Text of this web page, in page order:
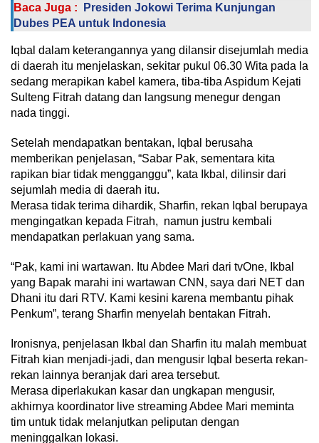
Baca Juga :
Presiden Jokowi Terima Kunjungan
Dubes PEA untuk Indonesia
Iqbal dalam keterangannya yang dilansir disejumlah media
di daerah itu menjelaskan, sekitar pukul 06.30 Wita pada Ia
sedang merapikan kabel kamera, tiba-tiba Aspidum Kejati
Sulteng Fitrah datang dan langsung menegur dengan
nada tinggi.
Setelah mendapatkan bentakan, Iqbal berusaha
memberikan penjelasan, “Sabar Pak, sementara kita
rapikan biar tidak mengganggu”, kata Ikbal, dilinsir dari
sejumlah media di daerah itu.
Merasa tidak terima dihardik, Sharfin, rekan Iqbal berupaya
mengingatkan kepada Fitrah, namun justru kembali
mendapatkan perlakuan yang sama.
“Pak, kami ini wartawan. Itu Abdee Mari dari tvOne, Ikbal
yang Bapak marahi ini wartawan CNN, saya dari NET dan
Dhani itu dari RTV. Kami kesini karena membantu pihak
Penkum”, terang Sharfin menyelah bentakan Fitrah.
Ironisnya, penjelasan Ikbal dan Sharfin itu malah membuat
Fitrah kian menjadi-jadi, dan mengusir Iqbal beserta rekan-
rekan lainnya beranjak dari area tersebut.
Merasa diperlakukan kasar dan ungkapan mengusir,
akhirnya koordinator live streaming Abdee Mari meminta
tim untuk tidak melanjutkan peliputan dengan
meninggalkan lokasi.